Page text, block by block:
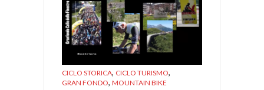
CICLO STORICA, CICLO TURISMO,
GRAN FONDO, MOUNTAIN BIKE